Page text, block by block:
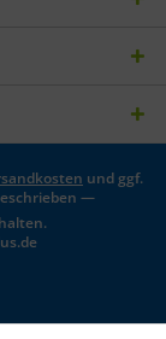
und ggf.
—